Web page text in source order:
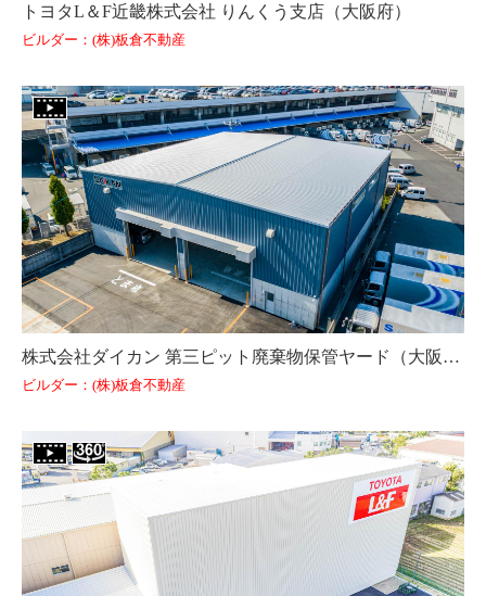
トヨタL＆F近畿株式会社 りんくう支店（大阪府）
ビルダー：(株)板倉不動産
株式会社ダイカン 第三ピット廃棄物保管ヤード（大阪府）
ビルダー：(株)板倉不動産